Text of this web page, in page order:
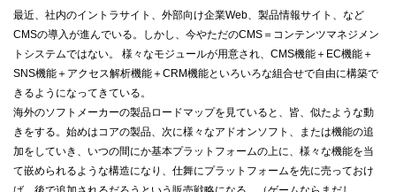
最近、社内のイントラサイト、外部向け企業Web、製品情報サイト、など
CMSの導入が進んでいる。しかし、今やただのCMS＝コンテンツマネジメン
トシステムではない。 様々なモジュールが用意され、CMS機能＋EC機能＋
SNS機能＋アクセス解析機能＋CRM機能といろいろな組合せで自由に構築で
きるようになってきている。
海外のソフトメーカーの製品ロードマップを見ていると、皆、似たような動
きをする。始めはコアの製品、次に様々なアドオンソフト、または機能の追
加をしていき、いつの間にか基本プラットフォームの上に、様々な機能を当
て嵌められるような構造になり、仕舞にプラットフォームを先に売っておけ